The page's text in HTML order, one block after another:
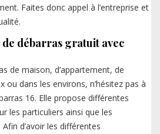
Faites donc appel à l’entreprise et
débarras gratuit avec
de maison, d’appartement, de
ou dans les environs, n’hésitez pas à
16. Elle propose différentes
les particuliers ainsi que les
d’avoir les différentes